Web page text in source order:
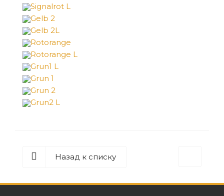
Signalrot L
Gelb 2
Gelb 2L
Rotorange
Rotorange L
Grun1 L
Grun 1
Grun 2
Grun2 L
Назад к списку